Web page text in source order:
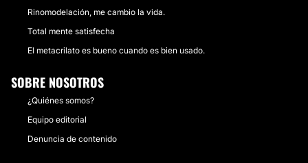
Rinomodelación, me cambio la vida.
Total mente satisfecha
El metacrilato es bueno cuando es bien usado.
SOBRE NOSOTROS
¿Quiénes somos?
Equipo editorial
Denuncia de contenido